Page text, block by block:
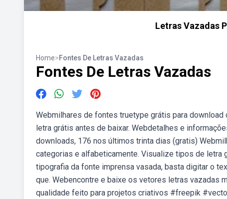
Letras Vazadas
Home>Fontes De Letras Vazadas
Fontes De Letras Vazadas
Webmilhares de fontes truetype grátis para
letra grátis antes de baixar. Webdetalhes e
downloads, 176 nos últimos trinta dias (gratis)
categorias e alfabeticamente. Visualize tipos de letra
tipografia da fonte imprensa vasada, basta digitar o
que. Webencontre e baixe os vetores letras vazadas
qualidade feito para projetos criativos #freepik